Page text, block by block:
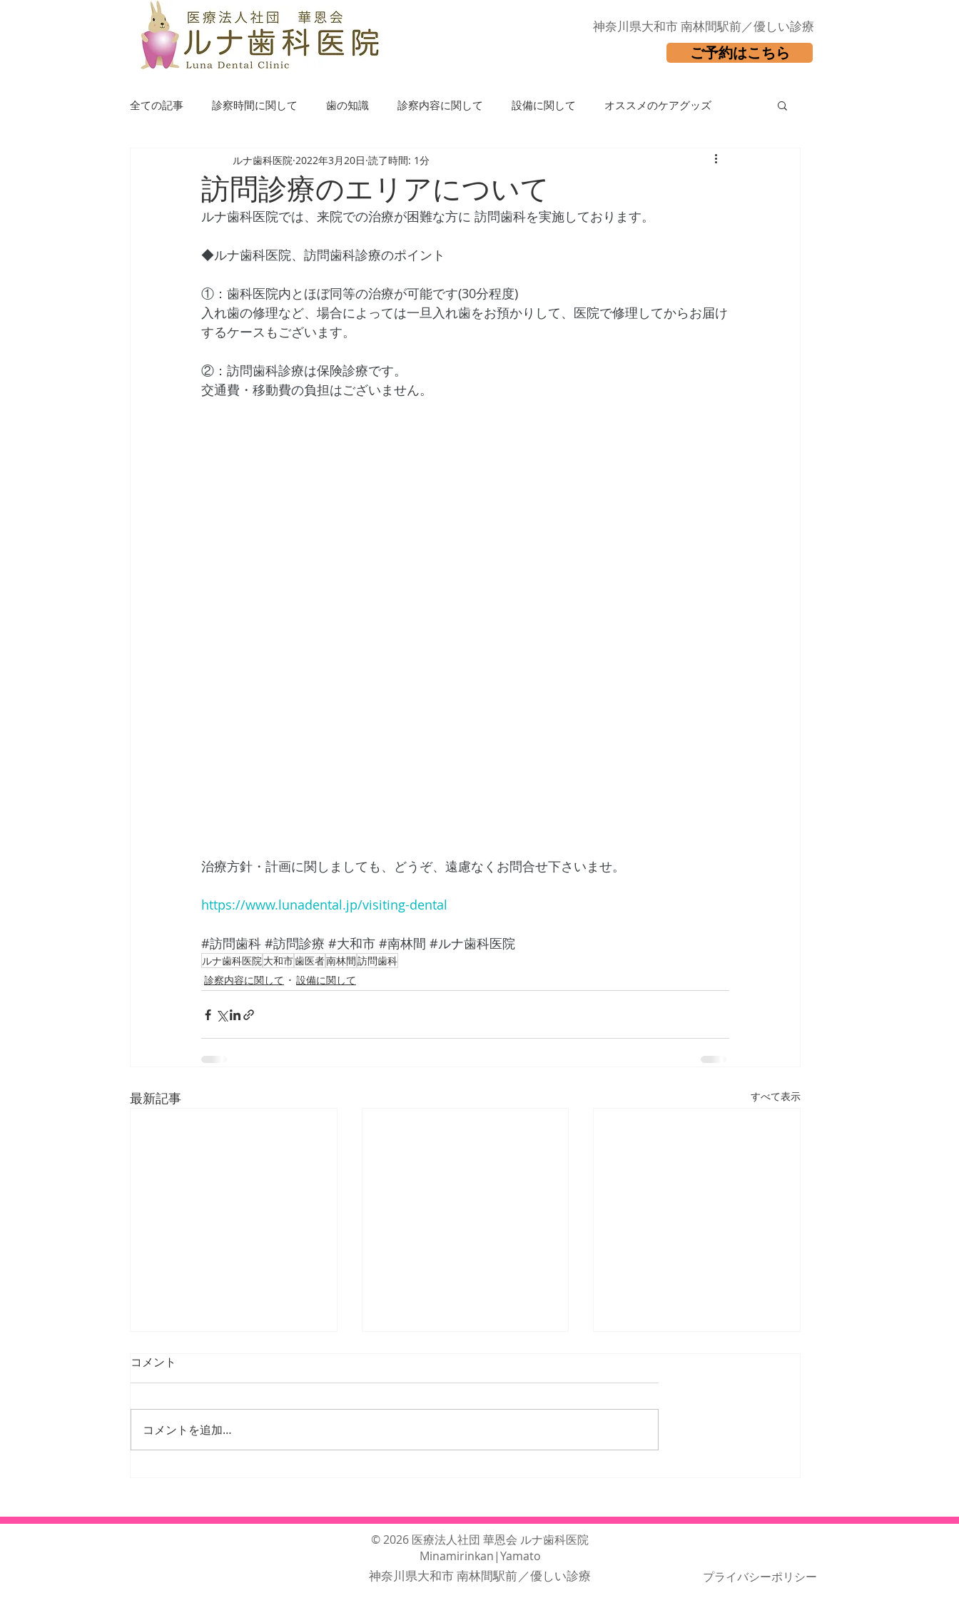
​神奈川県大和市 南林間駅前／優しい診療
ご予約はこちら
全ての記事 診察時間に関して 歯の知識 診察内容に関して 設備に関して オススメのケアグッズ
訪問診療のエリアについて
ルナ歯科医院 2022年3月20日 読了時間: 1分
ルナ歯科医院では、来院での治療が困難な方に 訪問歯科を実施しております。
◆ルナ歯科医院、訪問歯科診療のポイント
①：歯科医院内とほぼ同等の治療が可能です(30分程度)
入れ歯の修理など、場合によっては一旦入れ歯をお預かりして、医院で修理してからお届け
するケースもございます。
②：訪問歯科診療は保険診療です。
交通費・移動費の負担はございません。
治療方針・計画に関しましても、どうぞ、遠慮なくお問合せ下さいませ。
https://www.lunadental.jp/visiting-dental
#訪問歯科 #訪問診療 #大和市 #南林間 #ルナ歯科医院
ルナ歯科医院大和市歯医者南林間訪問歯科
診察内容に関して
設備に関して
最新記事 すべて表示
ルナ歯科医院の矯正歯科
コメント
コメントを追加…
© 2026 医療法人社団 華恩会 ルナ歯科医院
Minamirinkan|Yamato
神奈川県大和市 南林間駅前／優しい診療 プライバシーポリシー